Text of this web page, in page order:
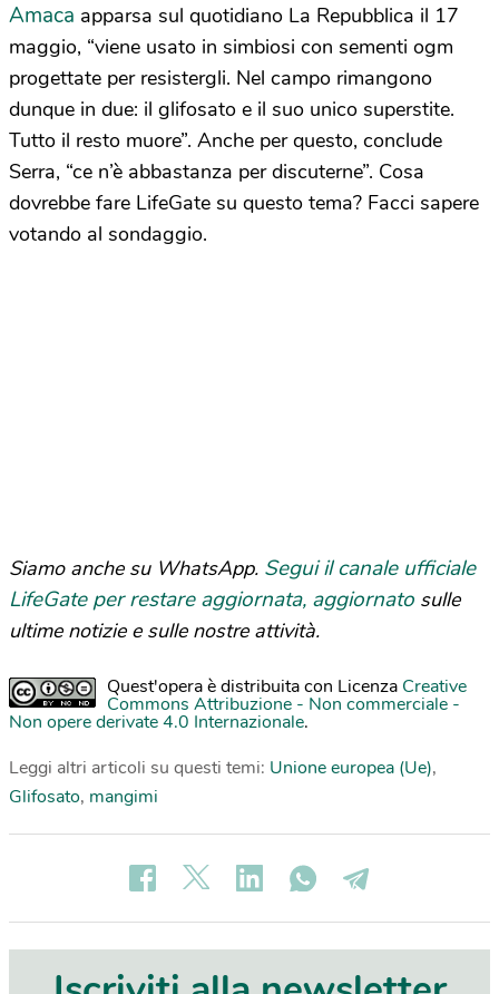
Amaca apparsa sul quotidiano La Repubblica il 17
maggio, “viene usato in simbiosi con sementi ogm
progettate per resistergli. Nel campo rimangono
dunque in due: il glifosato e il suo unico superstite.
Tutto il resto muore”. Anche per questo, conclude
Serra, “ce n’è abbastanza per discuterne”. Cosa
dovrebbe fare LifeGate su questo tema? Facci sapere
votando al sondaggio.
Siamo anche su WhatsApp. Segui il canale ufficiale
LifeGate per restare aggiornata, aggiornato sulle
ultime notizie e sulle nostre attività.
Quest'opera è distribuita con Licenza Creative
Commons Attribuzione - Non commerciale -
Non opere derivate 4.0 Internazionale.
Leggi altri articoli su questi temi: Unione europea (Ue),
Glifosato, mangimi